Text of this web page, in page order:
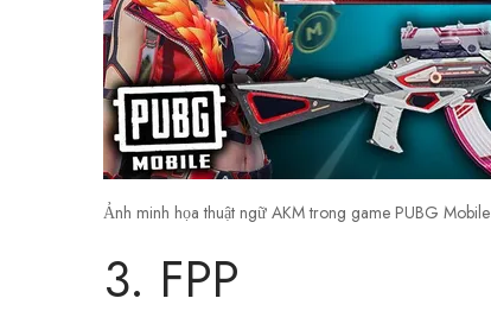
Ảnh minh họa thuật ngữ AKM trong game PUBG Mobile
3. FPP